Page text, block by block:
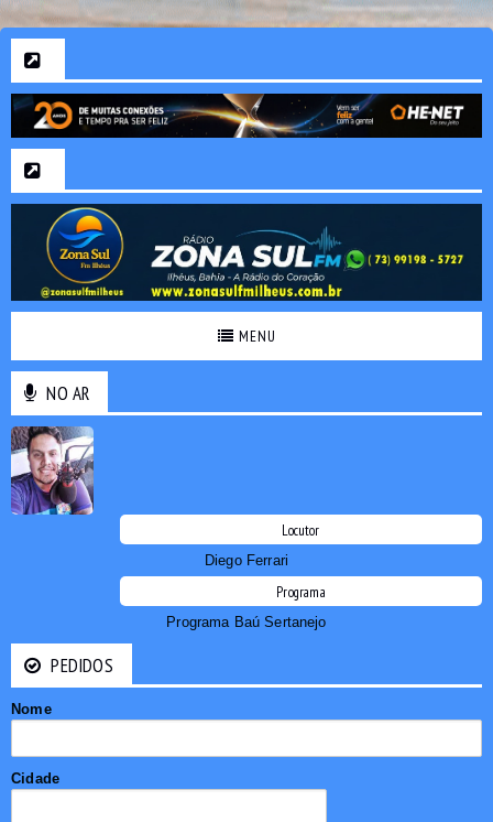
MENU
NO AR
Locutor
Diego Ferrari
Programa
Programa Baú Sertanejo
PEDIDOS
Nome
Cidade